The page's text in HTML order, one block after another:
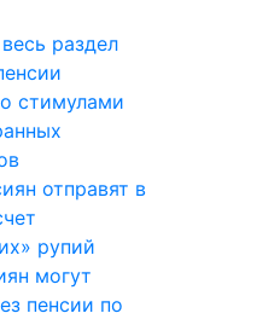
стимулами
отправят в
рупий
могут
пенсии по